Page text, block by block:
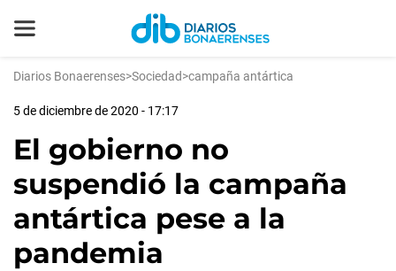
Diarios Bonaerenses>Sociedad>campaña antártica
5 de diciembre de 2020 - 17:17
El gobierno no
suspendió la campaña
antártica pese a la
pandemia